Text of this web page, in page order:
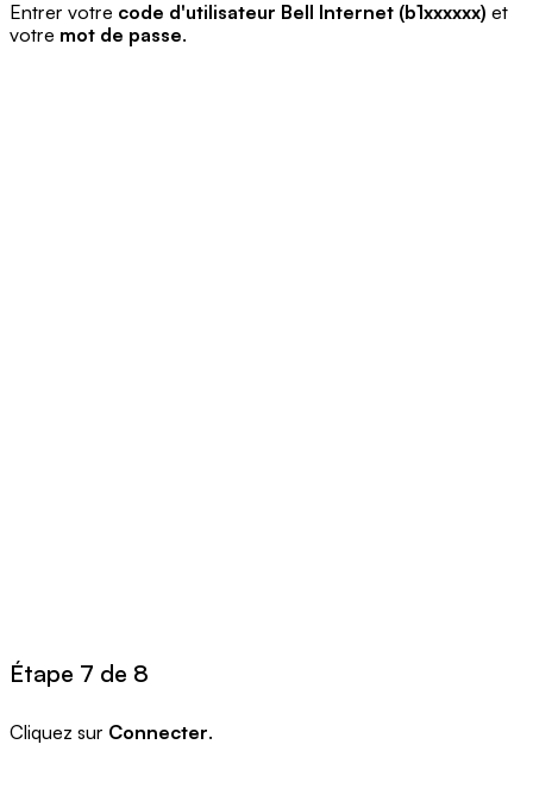
Entrer votre code d'utilisateur Bell Internet (b1xxxxxx) et
votre mot de passe.
Étape 7 de 8
Cliquez sur Connecter.